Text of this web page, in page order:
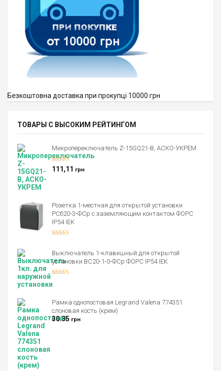
Безкоштовна доставка при прокупці 10000 грн
ТОВАРЫ С ВЫСОКИМ РЕЙТИНГОМ
Микропереключатель Z-15GQ21-B, АСКО-УКРЕМ
Оценка5.00
из 5
111,11 грн
Розетка 1-местная для открытой установки
РСб20-3-ФСр с заземляющим контактом ФОРС
IP54 IEK
Выключатель 1-клавишный для открытой
установки ВС20-1-0-ФСр ФОРС IP54 IEK
4.00
Рамка однопостовая Legrand Valena 774351
слоновая кость (крем)
30.35 грн